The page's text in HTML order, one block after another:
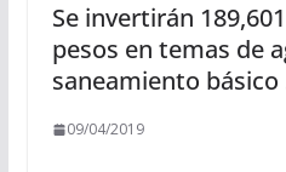
Se invertirán
pesos en temas de
saneamiento básico
09/04/2019